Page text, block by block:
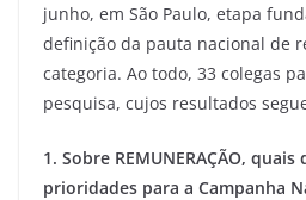
junho, em São Paulo, etapa
definição da pauta nacional de
categoria. Ao todo, 33 colegas
pesquisa, cujos resultados
1. Sobre REMUNERAÇÃO, quais
prioridades para a Campanha